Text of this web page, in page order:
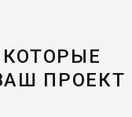
ПРОЕКТ